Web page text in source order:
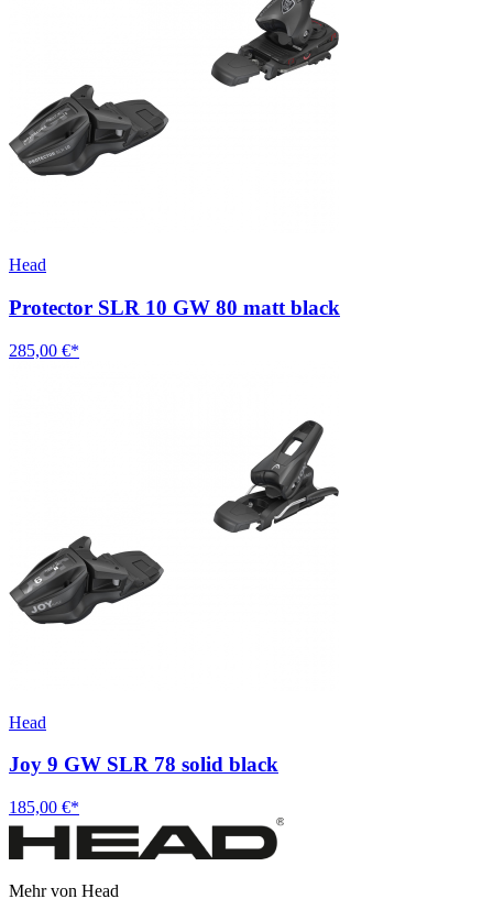
Head
Protector SLR 10 GW 80 matt black
285,00 €*
Head
Joy 9 GW SLR 78 solid black
185,00 €*
Mehr von Head